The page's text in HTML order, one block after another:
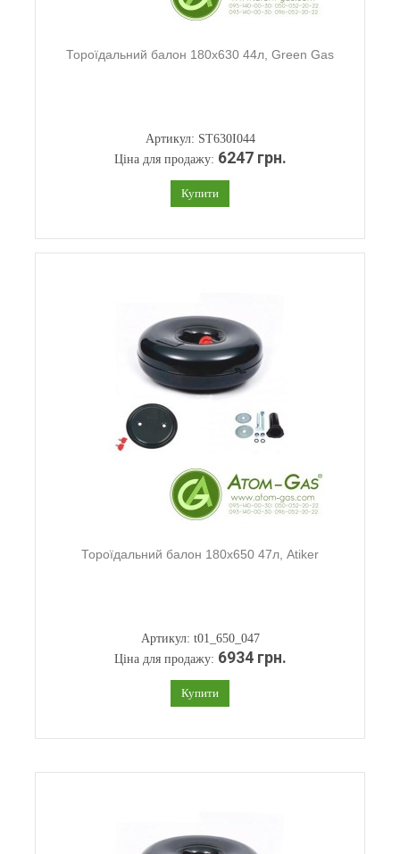
Тороїдальний балон 180х630 44л, Green Gas
Артикул: ST630I044
Ціна для продажу: 6247 грн.
Купити
Тороїдальний балон 180х650 47л, Atiker
Артикул: t01_650_047
Ціна для продажу: 6934 грн.
Купити